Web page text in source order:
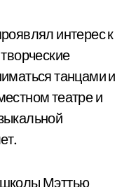
интерес к
танцами и
театре и
Мэттью